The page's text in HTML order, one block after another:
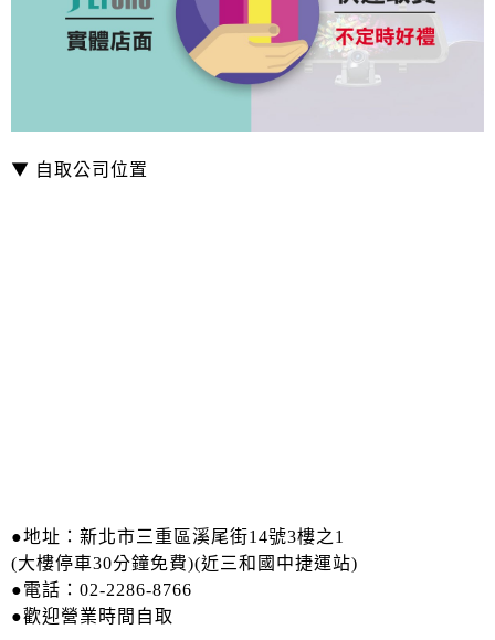
▼ 自取公司位置
●地址：新北市三重區溪尾街14號3樓之1
(大樓停車30分鐘免費)(近三和國中捷運站)
●電話：02-2286-8766
●歡迎營業時間自取